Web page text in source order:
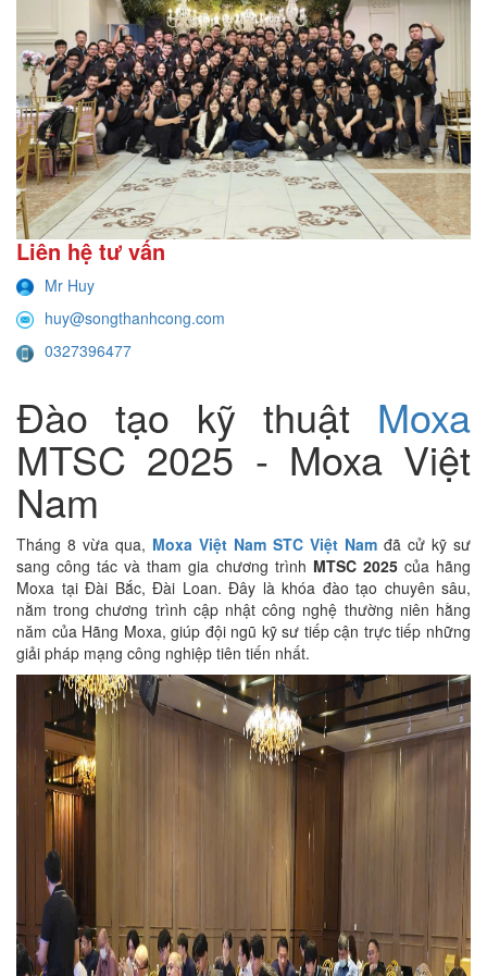
Liên hệ tư vấn
Mr Huy
huy@songthanhcong.com
0327396477
Đào tạo kỹ thuật Moxa
MTSC 2025 - Moxa Việt
Nam
Tháng 8 vừa qua, Moxa Việt Nam STC Việt Nam đã cử kỹ sư
sang công tác và tham gia chương trình MTSC 2025 của hãng
Moxa tại Đài Bắc, Đài Loan. Đây là khóa đào tạo chuyên sâu,
nằm trong chương trình cập nhật công nghệ thường niên hằng
năm của Hãng Moxa, giúp đội ngũ kỹ sư tiếp cận trực tiếp những
giải pháp mạng công nghiệp tiên tiến nhất.